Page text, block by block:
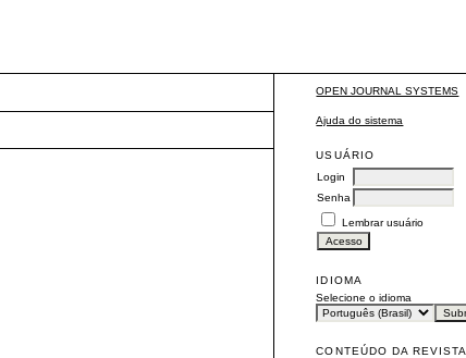
OPEN JOURNAL SYSTEMS
Ajuda do sistema
USUÁRIO
Login
Senha
Lembrar usuário
IDIOMA
Selecione o idioma
CONTEÚDO DA REVISTA